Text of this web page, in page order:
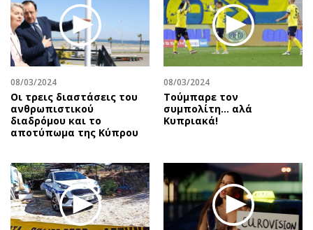
08/03/2024
Οι τρεις διαστάσεις του
ανθρωπιστικού
διαδρόμου και το
αποτύπωμα της Κύπρου
08/03/2024
Τούμπαρε τον
συμπολίτη… αλά
Κυπριακά!